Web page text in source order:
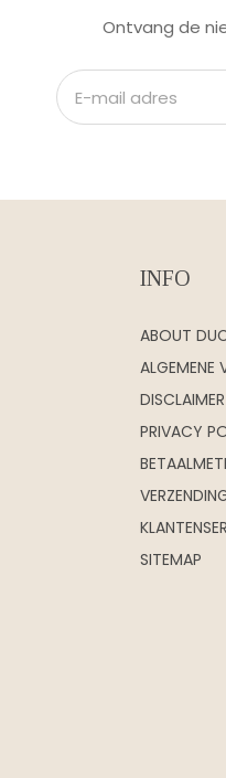
Ontvang de
INFO
ABOUT
ALGEMENE
DISCLAIMER
PRIVACY
SITEMAP